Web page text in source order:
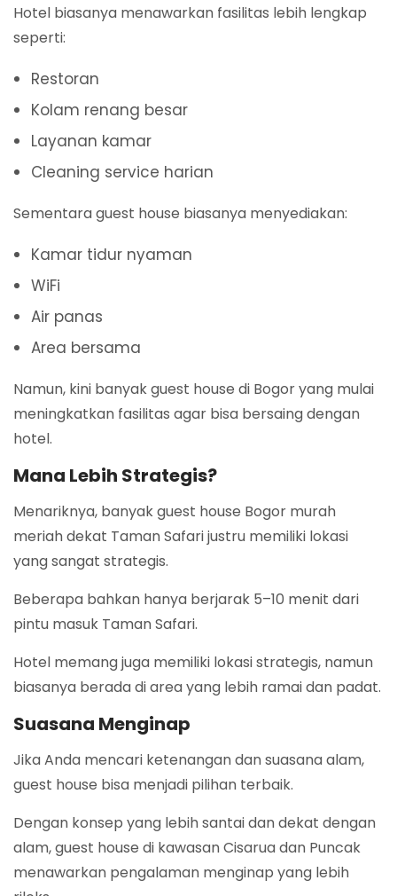
Hotel biasanya menawarkan fasilitas lebih lengkap
seperti:
Restoran
Kolam renang besar
Layanan kamar
Cleaning service harian
Sementara guest house biasanya menyediakan:
Kamar tidur nyaman
WiFi
Air panas
Area bersama
Namun, kini banyak guest house di Bogor yang mulai
meningkatkan fasilitas agar bisa bersaing dengan
hotel.
Mana Lebih Strategis?
Menariknya, banyak guest house Bogor murah
meriah dekat Taman Safari justru memiliki lokasi
yang sangat strategis.
Beberapa bahkan hanya berjarak 5–10 menit dari
pintu masuk Taman Safari.
Hotel memang juga memiliki lokasi strategis, namun
biasanya berada di area yang lebih ramai dan padat.
Suasana Menginap
Jika Anda mencari ketenangan dan suasana alam,
guest house bisa menjadi pilihan terbaik.
Dengan konsep yang lebih santai dan dekat dengan
alam, guest house di kawasan Cisarua dan Puncak
menawarkan pengalaman menginap yang lebih